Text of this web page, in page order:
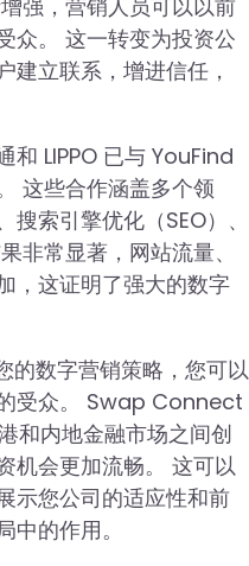
强，营销人员可以以前
众。 这一转变为投资公
建立联系，增进信任，
和 LIPPO 已与 YouFind
这些合作涵盖多个领
索引擎优化（SEO）、
非常显著，网站流量、
，这证明了强大的数字
数字营销策略，您可以
受众。 Swap Connect
和内地金融市场之间创
机会更加流畅。 这可以
示您公司的适应性和前
的作用。